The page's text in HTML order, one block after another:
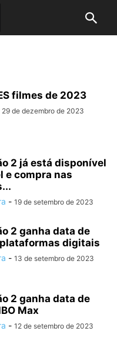
filmes de 2023
29 de dezembro de 2023
2 já está disponível
e compra nas
- 19 de setembro de 2023
2 ganha data de
digitais
- 13 de setembro de 2023
2 ganha data de
Max
- 12 de setembro de 2023